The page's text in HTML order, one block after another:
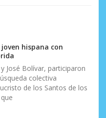
hispana con
José Bolívar, participaron
colectiva
de los Santos de los